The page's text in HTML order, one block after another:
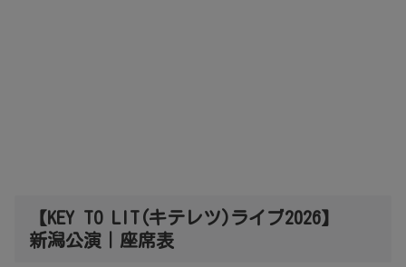
【KEY TO LIT(キテレツ)ライブ2026】
新潟公演｜座席表